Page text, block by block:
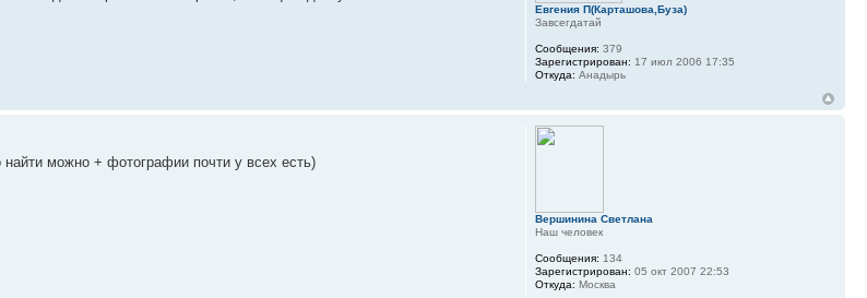
Евгения П(Карташова,Буза)
Завсегдатай
Сообщения: 379
Зарегистрирован: 17 июл 2006 17:35
Откуда: Анадырь
найти можно + фотографии почти у всех есть)
Вершинина Светлана
Наш человек
Сообщения: 134
Зарегистрирован: 05 окт 2007 22:53
Откуда: Москва